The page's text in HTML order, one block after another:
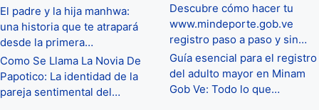
El padre y la hija manhwa:
una historia que te atrapará
desde la primera…
Como Se Llama La Novia De
Papotico: La identidad de la
pareja sentimental del…
Descubre cómo hacer tu
www.mindeporte.gob.ve
registro paso a paso y sin…
Guía esencial para el registro
del adulto mayor en Minam
Gob Ve: Todo lo que…